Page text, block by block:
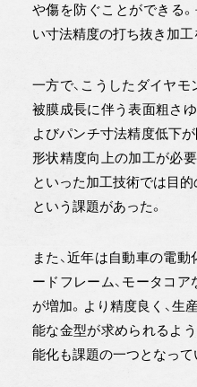
や傷を防ぐことができる
い寸法精度の打ち抜き加工
一方で、こうしたダイヤ
被膜成長に伴う表面粗さ
よびパンチ寸法精度低下
形状精度向上の加工が必
といった加工技術では目
という課題があった。
また、近年は自動車の電
ードフレーム、モータコ
が増加。より精度良く、生
能な金型が求められるよ
能化も課題の一つとなって